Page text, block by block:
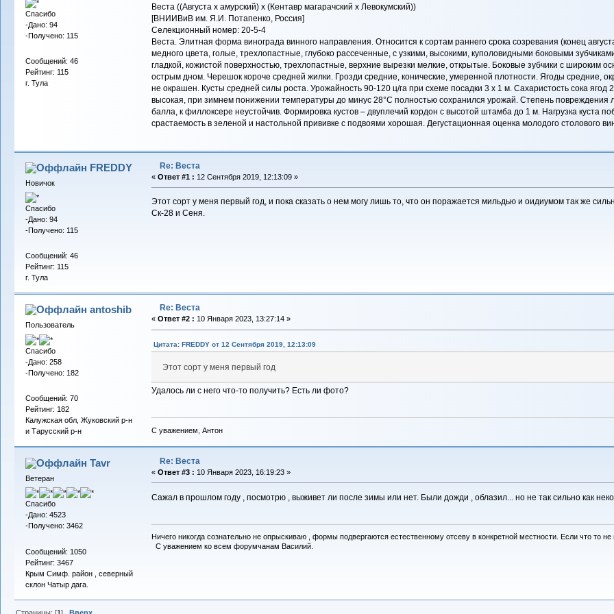
Спасибо
-Дано: 94
-Получено: 115
Сообщений: 46
Рейтинг: 115
г. Тула
Веста ((Августа х амурский) х (Кентавр магарачский х Левокумский))
[ВНИИВиВ им. Я.И. Потапенко, Россия]
Селекционный номер: 20-5-4
Веста. Элитная форма винограда винного направления. Относится к сортам раннего срока созревания (конец
медного цвета, голые, трехлопастные, глубоко рассеченные, с узкими, высокими, куполовидными боковыми
гладкой, кожистой поверхностью, трехлопастные, верхние вырезки мелкие, открытые. Боковые зубчики с широким
острым дном. Черешок короче средней жилки. Грозди средние, конические, умеренной плотности. Ягоды средние,
не окрашен. Кусты средней силы роста. Урожайность 90-120 ц/га при схеме посадки 3 х 1 м. Сахаристость сока ягод
высокая, при зимнем понижении температуры до минус 28°С полностью сохранился урожай. Степень повреждения
балла, к филлоксере неустойчив. Формировка кустов – двуплечий кордон с высотой штамба до 1 м. Нагрузка куста
срастаемость в зеленой и настольной прививке с подвоями хорошая. Дегустационная оценка молодого столового
FREDDY
Новичок
Спасибо
-Дано: 94
-Получено: 115
Сообщений: 46
Рейтинг: 115
г. Тула
Re: Веста
« Ответ #1 : 12 Сентября 2019, 12:13:09 »
Этот сорт у меня первый год, и пока сказать о нем могу лишь то, что он поражается мильдью и оидиумом так же
Ск-28 и Сеня.
antoshib
Пользователь
Спасибо
-Дано: 258
-Получено: 182
Сообщений: 70
Рейтинг: 182
Калужская обл, Жуковский р-н
и Тарусский р-н
Re: Веста
« Ответ #2 : 10 Января 2023, 13:27:14 »
Цитата: FREDDY от 12 Сентября 2019, 12:13:09
Этот сорт у меня первый год
Удалось ли с него что-то получить? Есть ли фото?
С уважением, Антон
Tavr
Ветеран
Спасибо
-Дано: 4523
-Получено: 3462
Сообщений: 1050
Рейтинг: 3467
Крым Симф. район , северный
склон Чатыр дага.
Re: Веста
« Ответ #3 : 10 Января 2023, 16:19:23 »
Сажал в прошлом году , посмотрю , выживет ли после зимы или нет. Были дожди , облазил... но не так сильно как
Ничего никогда сознательно не опрыскиваю , формы подвергаются естественному отсеву в конкретной местности. Если что то
С уважением ко всем форумчанам Василий.